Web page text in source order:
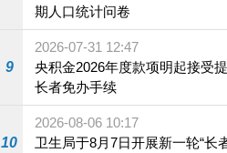
期人口统计问卷
9
2026-07-31 12:47
央积金2026年度款项明起接受提款 合发
长者免办手续
10
2026-08-06 10:17
卫生局于8月7日开展新一轮“长